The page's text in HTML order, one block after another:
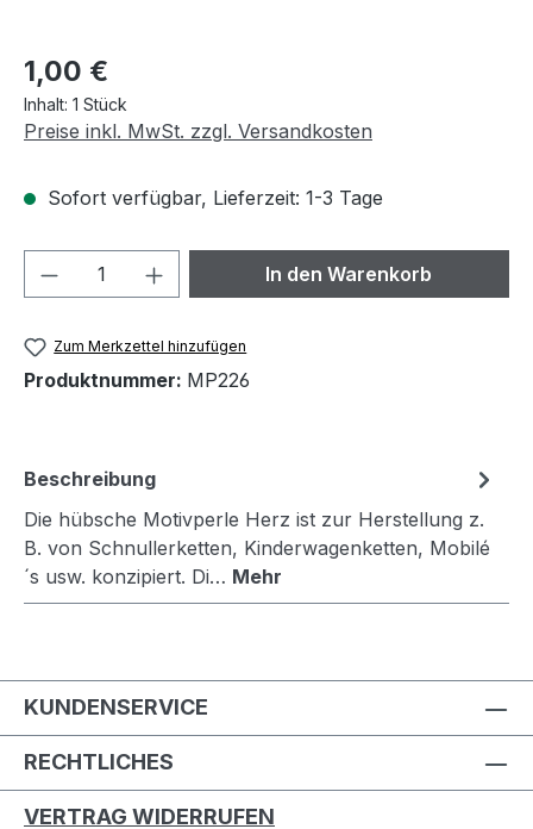
Regulärer Preis:
1,00 €
Inhalt: 1 Stück
Preise inkl. MwSt. zzgl. Versandkosten
Sofort verfügbar, Lieferzeit: 1-3 Tage
Produkt Anzahl: Gib denIn den Warenkorb
Zum Merkzettel hinzufügen
Produktnummer: MP226
Beschreibung
Die hübsche Motivperle Herz ist zur Herstellung z.
B. von Schnullerketten, Kinderwagenketten, Mobilé
´s usw. konzipiert. Di… Mehr
KUNDENSERVICE
RECHTLICHES
VERTRAG WIDERRUFEN